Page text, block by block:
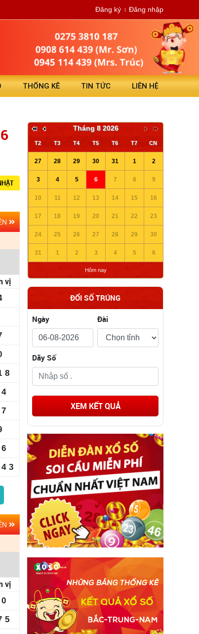
Đăng ký Đăng nhập
THỐNG KÊ TIN TỨC LIÊN HỆ
vị
8
4
7
6
4 3
vị
0
5
Tháng 8 2026
T2 T3 T4 T5 T6 T7 CN
27 28 29 30 31 1 2
3 4 5 6 7 8 9
10 11 12 13 14 15 16
17 18 19 20 21 22 23
24 25 26 27 28 29 30
31 1 2 3 4 5 6
Hôm nay
ĐỔI SỐ TRÚNG
Ngày Đài
Dãy Số
XEM KẾT QUẢ